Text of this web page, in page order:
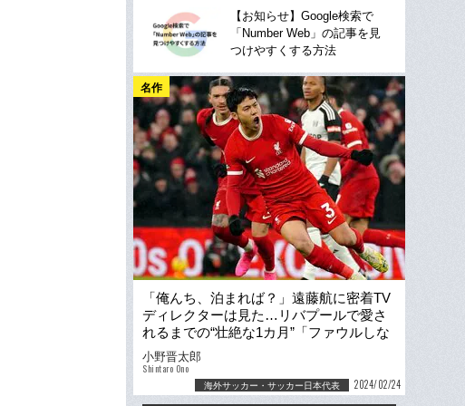
【お知らせ】Google検索で
「Number Web」の記事を見
つけやすくする方法
名作
「俺んち、泊まれば？」遠藤航に密着TV
ディレクターは見た…リバプールで愛さ
れるまでの“壮絶な1カ月”「ファウルしな
いとかあり得ない」
小野晋太郎
Shintaro Ono
海外サッカー・サッカー日本代表 2024/02/24